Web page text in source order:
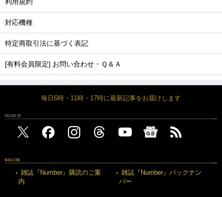
利用規約
対応機種
特定商取引法に基づく表記
[有料会員限定] お問い合わせ・Ｑ＆Ａ
毎日6時・11時・17時に最新記事をお届けします
FOLLOW US
MAGAZINE
雑誌『Number』購読のご案
内
雑誌『Number』バックナン
バー